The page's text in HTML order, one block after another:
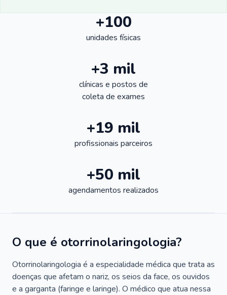
+100
unidades físicas
+3 mil
clínicas e postos de
coleta de exames
+19 mil
profissionais parceiros
+50 mil
agendamentos realizados
O que é otorrinolaringologia?
Otorrinolaringologia é a especialidade médica que trata as
doenças que afetam o nariz, os seios da face, os ouvidos
e a garganta (faringe e laringe). O médico que atua nessa